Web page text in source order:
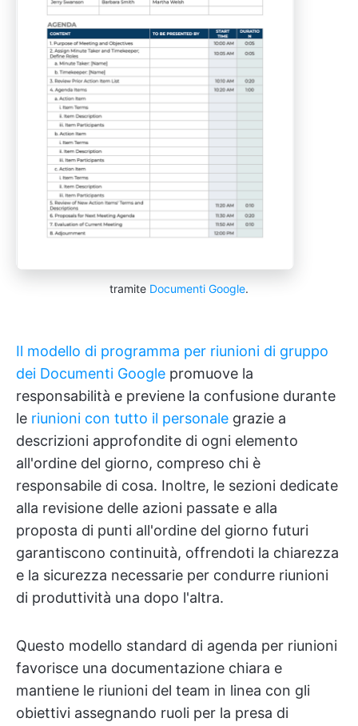
tramite Documenti Google.
Il modello di programma per riunioni di gruppo
dei Documenti Google promuove la
responsabilità e previene la confusione durante
le riunioni con tutto il personale grazie a
descrizioni approfondite di ogni elemento
all'ordine del giorno, compreso chi è
responsabile di cosa. Inoltre, le sezioni dedicate
alla revisione delle azioni passate e alla
proposta di punti all'ordine del giorno futuri
garantiscono continuità, offrendoti la chiarezza
e la sicurezza necessarie per condurre riunioni
di produttività una dopo l'altra.
Questo modello standard di agenda per riunioni
favorisce una documentazione chiara e
mantiene le riunioni del team in linea con gli
obiettivi assegnando ruoli per la presa di